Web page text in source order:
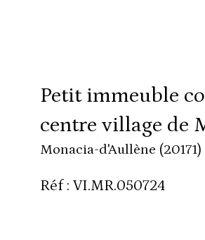
Petit immeuble
centre village de
Monacia-d'Aullène (20171)
Réf : VI.MR.050724